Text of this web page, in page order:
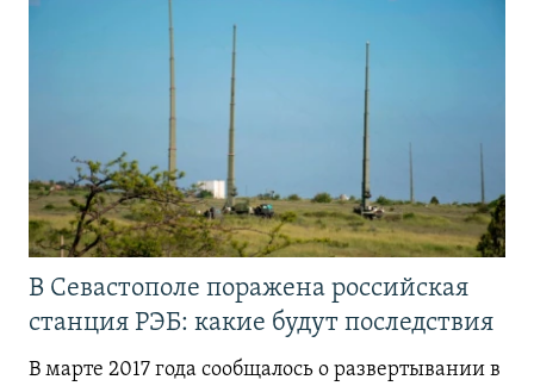
В Севастополе поражена российская
станция РЭБ: какие будут последствия
В марте 2017 года сообщалось о развертывании в